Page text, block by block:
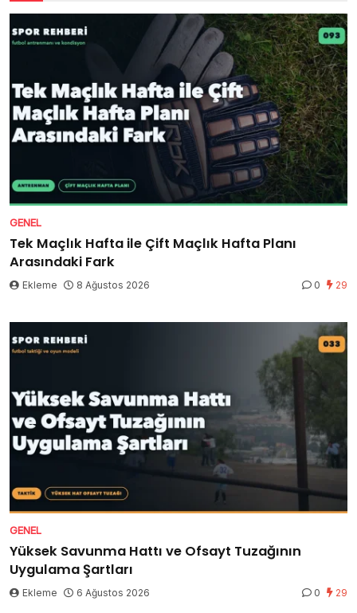
GENEL
Tek Maçlık Hafta ile Çift Maçlık Hafta Planı
Arasındaki Fark
Ekleme 8 Ağustos 2026 0 29
GENEL
Yüksek Savunma Hattı ve Ofsayt Tuzağının
Uygulama Şartları
Ekleme 6 Ağustos 2026 0 29